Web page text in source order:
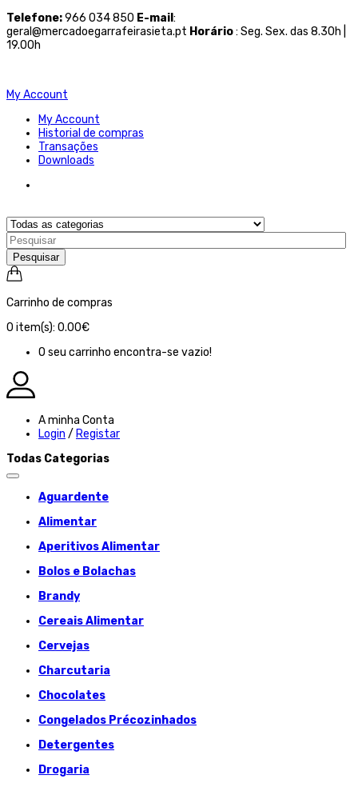
Telefone:966 034 850 E-mail :
geral@mercadoegarrafeirasieta.pt Horário: Seg. Sex. das 8.30h |
19.00h
My Account
My Account
Historial de compras
Transações
Downloads
Pesquisar
Carrinho de compras
0 item(s): 0.00€
O seu carrinho encontra-se vazio!
A minha Conta
Login / Registar
Todas Categorias
Aguardente
Alimentar
Aperitivos Alimentar
Bolos e Bolachas
Brandy
Cereais Alimentar
Cervejas
Charcutaria
Chocolates
Congelados Précozinhados
Detergentes
Drogaria